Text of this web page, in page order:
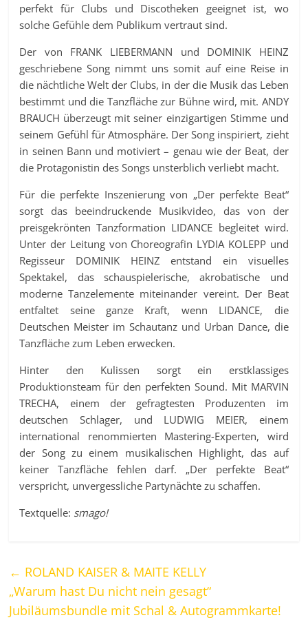
perfekt für Clubs und Discotheken geeignet ist, wo
solche Gefühle dem Publikum vertraut sind.
Der von FRANK LIEBERMANN und DOMINIK HEINZ
geschriebene Song nimmt uns somit auf eine Reise in
die nächtliche Welt der Clubs, in der die Musik das Leben
bestimmt und die Tanzfläche zur Bühne wird, mit. ANDY
BRAUCH überzeugt mit seiner einzigartigen Stimme und
seinem Gefühl für Atmosphäre. Der Song inspiriert, zieht
in seinen Bann und motiviert – genau wie der Beat, der
die Protagonistin des Songs unsterblich verliebt macht.
Für die perfekte Inszenierung von „Der perfekte Beat“
sorgt das beeindruckende Musikvideo, das von der
preisgekrönten Tanzformation LIDANCE begleitet wird.
Unter der Leitung von Choreografin LYDIA KOLEPP und
Regisseur DOMINIK HEINZ entstand ein visuelles
Spektakel, das schauspielerische, akrobatische und
moderne Tanzelemente miteinander vereint. Der Beat
entfaltet seine ganze Kraft, wenn LIDANCE, die
Deutschen Meister im Schautanz und Urban Dance, die
Tanzfläche zum Leben erwecken.
Hinter den Kulissen sorgt ein erstklassiges
Produktionsteam für den perfekten Sound. Mit MARVIN
TRECHA, einem der gefragtesten Produzenten im
deutschen Schlager, und LUDWIG MEIER, einem
international renommierten Mastering-Experten, wird
der Song zu einem musikalischen Highlight, das auf
keiner Tanzfläche fehlen darf. „Der perfekte Beat“
verspricht, unvergessliche Partynächte zu schaffen.
Textquelle: smago!
← ROLAND KAISER & MAITE KELLY
„Warum hast Du nicht nein gesagt“
Jubiläumsbundle mit Schal & Autogrammkarte!